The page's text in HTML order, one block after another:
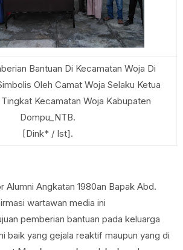
Bantuan Di Kecamatan Woja Di
Oleh Camat Woja Selaku Ketua
Kecamatan Woja Kabupaten
Dompu_NTB.
[Dink* / Ist].
Alumni Angkatan 1980an Bapak Abd.
wartawan media ini
pemberian bantuan pada keluarga
baik yang gejala reaktif maupun yang di